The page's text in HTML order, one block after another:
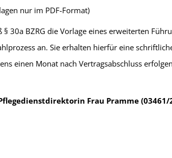
nur im PDF-Format)
30a BZRG die Vorlage eines erweiterten
an. Sie erhalten hierfür eine
einen Monat nach Vertragsabschluss
Frau Pramme (03461/